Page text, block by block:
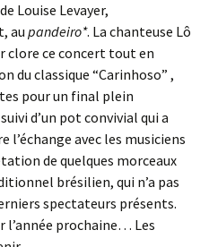
Louise Levayer,
au pandeiro*. La chanteuse Lô
clore ce concert tout en
du classique “Carinhoso” ,
pour un final plein
d’un pot convivial qui a
l’échange avec les musiciens
de quelques morceaux
brésilien, qui n’a pas
spectateurs présents.
l’année prochaine… Les